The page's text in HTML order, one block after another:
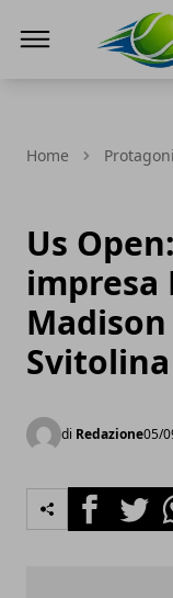
Home
Us
impresa
Svitolina
di Redazione05/
FacebookTwitter